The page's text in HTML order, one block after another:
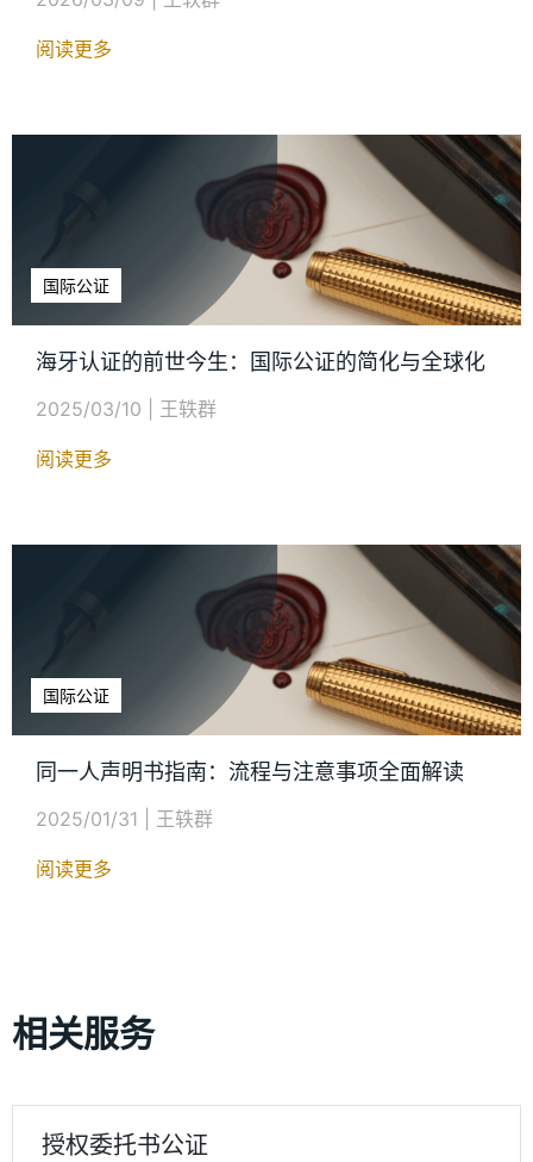
阅读更多
国际公证
海牙认证的前世今生：国际公证的简化与全球化
2025/03/10 王轶群
阅读更多
国际公证
同一人声明书指南：流程与注意事项全面解读
2025/01/31 王轶群
阅读更多
相关服务
授权委托书公证